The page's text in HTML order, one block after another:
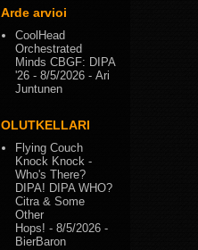
Arde arvioi
CoolHead
Orchestrated
Minds CBGF: DIPA
'26 - 8/5/2026 - Ari
Juntunen
OLUTKELLARI
Flying Couch
Knock Knock -
Who's There?
DIPA! DIPA WHO?
Citra & Some
Other
Hops! - 8/5/2026 -
BierBaron